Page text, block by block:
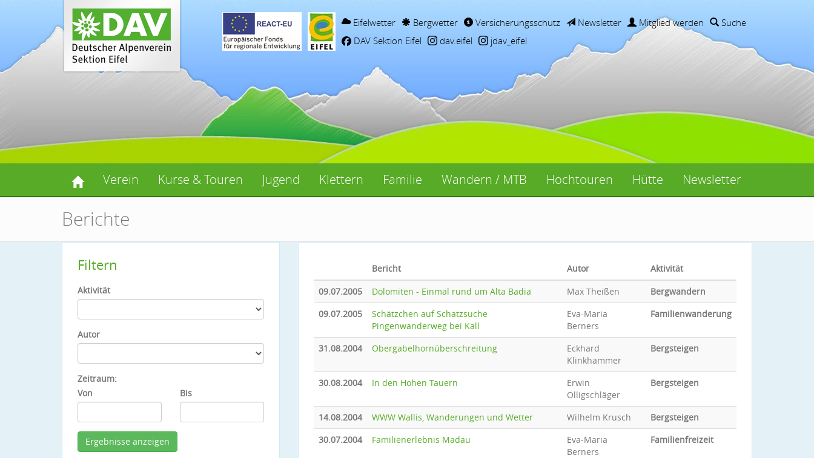
Eifelwetter Bergwetter Versicherungsschutz Newsletter Mitglied werden
Suche
DAV Sektion Eifel
dav.eifel jdav_eifel
Verein Kurse & Touren Jugend Klettern Familie Wandern / MTB Hochtouren Hütte Newsletter
Berichte
Filtern
Aktivität
Autor
Zeitraum:
Von
Bis
Bericht Autor
Aktivität
09.07.2005
Dolomiten - Einmal rund um Alta Badia Max Theißen
Bergwandern
09.07.2005
Schätzchen auf Schatzsuche
Pingenwanderweg bei Kall
Eva-Maria
Berners
Familienwanderung
31.08.2004 Obergabelhornüberschreitung
Eckhard
Klinkhammer
Bergsteigen
30.08.2004 In den Hohen Tauern
Erwin
Olligschläger
Bergsteigen
14.08.2004 WWW Wallis, Wanderungen und Wetter Wilhelm Krusch
Bergsteigen
30.07.2004
Familienerlebnis Madau
Eva-Maria
Berners
Familienfreizeit